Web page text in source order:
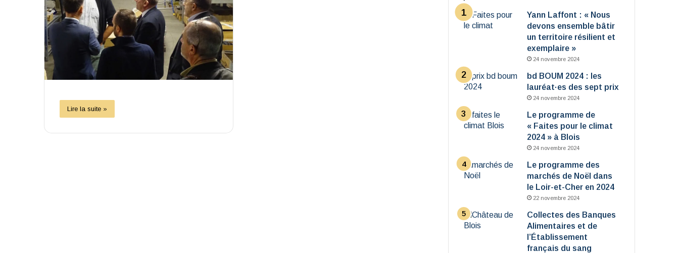
Lire la suite »
Yann Laffont : « Nous
devons ensemble bâtir
un territoire résilient et
exemplaire »
24 novembre 2024
bd BOUM 2024 : les
lauréat·es des sept prix
24 novembre 2024
Le programme de
« Faites pour le climat
2024 » à Blois
24 novembre 2024
Le programme des
marchés de Noël dans
le Loir-et-Cher en 2024
22 novembre 2024
Collectes des Banques
Alimentaires et de
l’Établissement
français du sang